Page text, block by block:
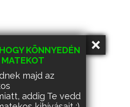
KÖNNYEDÉN
majd az
addig Te vedd